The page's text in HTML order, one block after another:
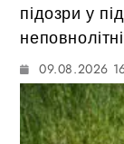
підозри у
09.08.2026